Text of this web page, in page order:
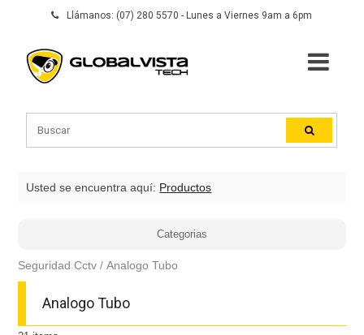
Llámanos: (07) 280 5570 - Lunes a Viernes 9am a 6pm
Usted se encuentra aquí: Productos
Categorias
Seguridad Cctv Analogo Tubo
Analogo Tubo